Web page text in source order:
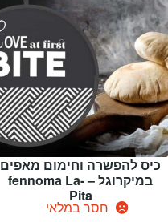
כיס להפשרה וחימום מאפים
במיקרוגל – fennoma La-
Pita
חסר במלאי